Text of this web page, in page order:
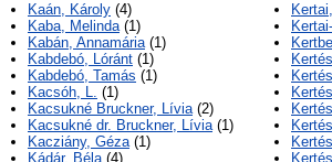
Kaán, Károly (4)
Kaba, Melinda(1)
Kabán, Annamária(1)
Kabdebó, Lóránt (1)
Kabdebó, Tamás (1)
Kacsóh, L. (1)
Kacsukné Bruckner, Lívia(2)
Kacsukné dr. Bruckner, Lívia(1)
Kacziány, Géza(1)
Kádár, Béla(4)